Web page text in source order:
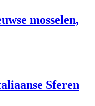
mosselen,
Sferen